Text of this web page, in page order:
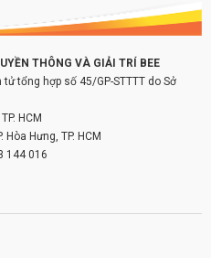
THÔNG VÀ GIẢI TRÍ BEE
tổng hợp số 45/GP-STTTT do Sở
HCM
Hưng, TP. HCM
144 016